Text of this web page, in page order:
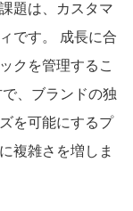
題は、カスタマ
です。 成長に合
クを管理するこ
、ブランドの独
を可能にするプ
複雑さを増しま